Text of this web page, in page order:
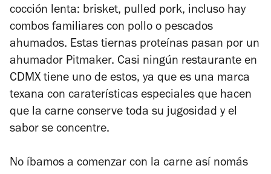
cocción lenta: brisket, pulled pork, incluso hay
combos familiares con pollo o pescados
ahumados. Estas tiernas proteínas pasan por un
ahumador Pitmaker. Casi ningún restaurante en
CDMX tiene uno de estos, ya que es una marca
texana con caraterísticas especiales que hacen
que la carne conserve toda su jugosidad y el
sabor se concentre.
No íbamos a comenzar con la carne así nomás